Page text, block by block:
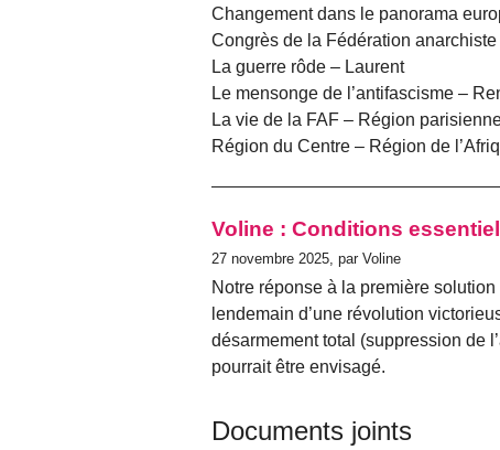
Changement dans le panorama
Congrès de la Fédération
La guerre rôde – Laurent
Le mensonge de l’antifascisme –
La vie de la FAF – Région
Région du Centre – Région de
Voline : Conditions
27 novembre 2025, par Voline
Notre réponse à la première
lendemain d’une révolution
désarmement total (suppression de
pourrait être envisagé.
Documents joints